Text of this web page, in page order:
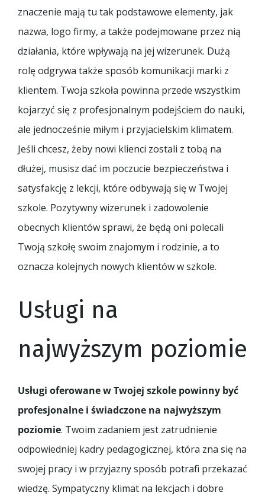
znaczenie mają tu tak podstawowe elementy, jak
nazwa, logo firmy, a także podejmowane przez nią
działania, które wpływają na jej wizerunek. Dużą
rolę odgrywa także sposób komunikacji marki z
klientem. Twoja szkoła powinna przede wszystkim
kojarzyć się z profesjonalnym podejściem do nauki,
ale jednocześnie miłym i przyjacielskim klimatem.
Jeśli chcesz, żeby nowi klienci zostali z tobą na
dłużej, musisz dać im poczucie bezpieczeństwa i
satysfakcję z lekcji, które odbywają się w Twojej
szkole. Pozytywny wizerunek i zadowolenie
obecnych klientów sprawi, że będą oni polecali
Twoją szkołę swoim znajomym i rodzinie, a to
oznacza kolejnych nowych klientów w szkole.
Usługi na
najwyższym poziomie
Usługi oferowane w Twojej szkole powinny być
profesjonalne i świadczone na najwyższym
poziomie. Twoim zadaniem jest zatrudnienie
odpowiedniej kadry pedagogicznej, która zna się na
swojej pracy i w przyjazny sposób potrafi przekazać
wiedzę. Sympatyczny klimat na lekcjach i dobre